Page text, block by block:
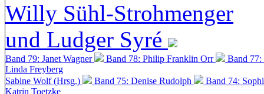
Willy Sühl-Strohmenger
und Ludger Syré
Band 79: Janet Wagner Band 78: Philip Franklin Orr
Band
Linda Freyberg
Sabine Wolf (Hrsg.)
Band 75: Denise Rudolph
Band 74:
Katrin Toetzke